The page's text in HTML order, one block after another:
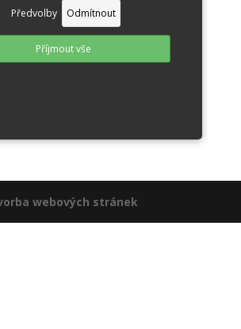
Předvolby Odmítnout
Příjmout vše
webových stránek